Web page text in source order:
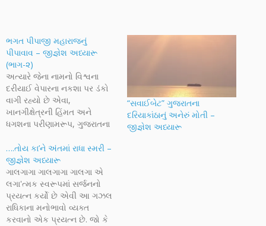
ભગત પીપાજી મહારાજનું
પીપાવાવ – જીજ્ઞેશ અધ્યારૂ
(ભાગ-૨)
અત્યારે જેના નામનો વિશ્વના
દરીયાઈ વેપારના નકશા પર ડંકો
વાગી રહ્યો છે એવા,
ખાનગીક્ષેત્રની હિંમત અને
ધગશના પરીણામરૂપ, ગુજરાતના
પીપાવાવ પોર્ટ અને પીપાવાવ
શિપયાર્ડનું નામ જે મહાન સંત
વિભૂતિના નામ પરથી પડ્યું છે તે
હતાં સંત પીપાજી જેઓ તેમના
પૂર્વાશ્રમમાં મહારાજ પીપારાવ
હતાં. સ્વામી રામાનંદના આશ્રયે…
“સવાઈબેટ” ગુજરાતના
દરિયાકાંઠાનું અનેરું મોતી –
જીજ્ઞેશ અધ્યારૂ
….તોય કા’ને અંતમાં રાધા સ્મરી –
જીજ્ઞેશ અધ્યારૂ
ગાલગાગા ગાલગાગા ગાલગા એ
લગા'ત્મક સ્વરૂપમાં સર્જનનો
પ્રયત્ન કર્યો છે એવી આ ગઝલ
રાધિકાના મનોભાવો વ્યક્ત
કરવાનો એક પ્રયત્ન છે. જો કે